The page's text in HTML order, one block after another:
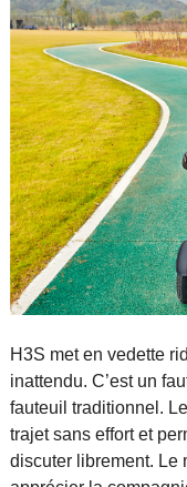
H3S met en vedette
inattendu. C’est un
fauteuil traditionnel.
trajet sans effort et
discuter librement. Le